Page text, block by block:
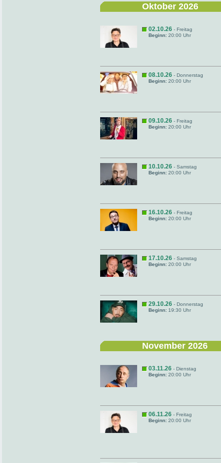
Oktober 2026
02.10.26 - Freitag
Beginn: 20:00 Uhr
08.10.26 - Donnerstag
Beginn: 20:00 Uhr
09.10.26 - Freitag
Beginn: 20:00 Uhr
10.10.26 - Samstag
Beginn: 20:00 Uhr
16.10.26 - Freitag
Beginn: 20:00 Uhr
17.10.26 - Samstag
Beginn: 20:00 Uhr
29.10.26 - Donnerstag
Beginn: 19:30 Uhr
November 2026
03.11.26 - Dienstag
Beginn: 20:00 Uhr
06.11.26 - Freitag
Beginn: 20:00 Uhr